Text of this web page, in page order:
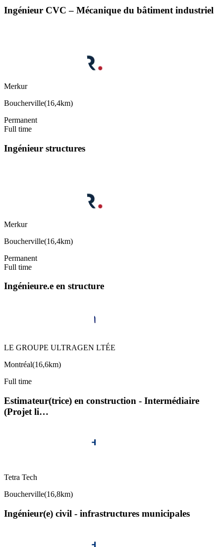
Ingénieur CVC – Mécanique du bâtiment industriel
Merkur
Boucherville(16,4km)
Permanent
Full time
Ingénieur structures
Merkur
Boucherville(16,4km)
Permanent
Full time
Ingénieure.e en structure
LE GROUPE ULTRAGEN LTÉE
Montréal(16,6km)
Full time
Estimateur(trice) en construction - Intermédiaire
(Projet li…
Tetra Tech
Boucherville(16,8km)
Ingénieur(e) civil - infrastructures municipales